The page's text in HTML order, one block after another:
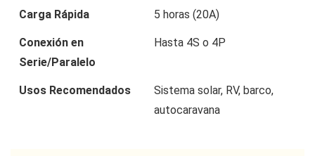
Carga Rápida 5 horas (20A)
Conexión en
Serie/Paralelo
Hasta 4S o 4P
Usos Recomendados
Sistema solar, RV, barco,
autocaravana